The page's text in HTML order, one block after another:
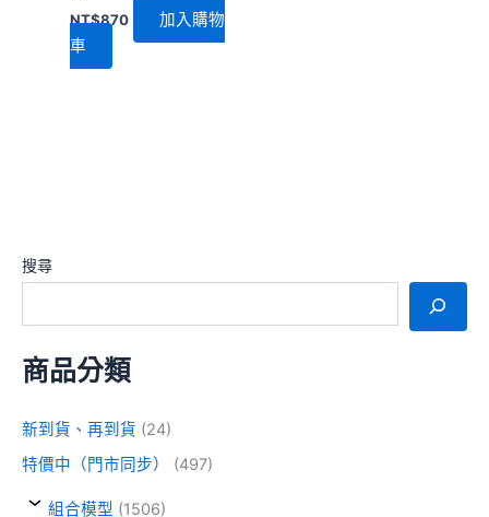
搜尋
商品分類
新到貨、再到貨 (24)
特價中（門市同步）
(497)
組合模型 (1506)
NT$870
加入購物
車